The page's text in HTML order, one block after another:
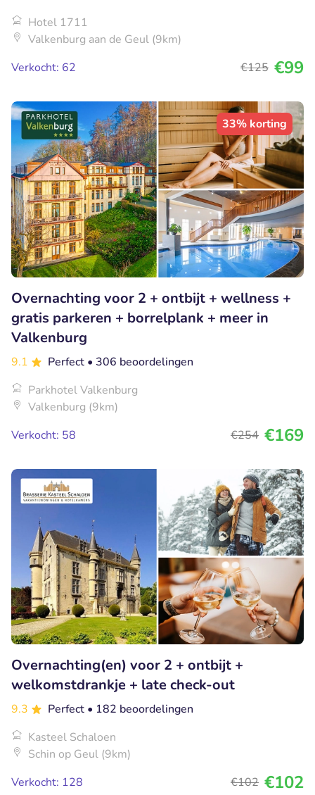
Hotel 1711
Valkenburg aan de Geul (9km)
Verkocht: 62
€125 €99
33% korting
Overnachting voor 2 + ontbijt + wellness +
gratis parkeren + borrelplank + meer in
Valkenburg
9.1 Perfect • 306 beoordelingen
Parkhotel Valkenburg
Valkenburg (9km)
Verkocht: 58
€254 €169
Overnachting(en) voor 2 + ontbijt +
welkomstdrankje + late check-out
9.3 Perfect • 182 beoordelingen
Kasteel Schaloen
Schin op Geul (9km)
Verkocht: 128
€102 €102